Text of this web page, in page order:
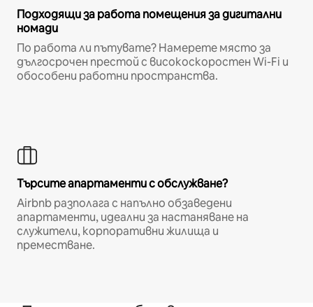
Подходящи за работа помещения за дигитални
номади
По работа ли пътувате? Намерете място за
дългосрочен престой с високоскоростен Wi-Fi и
обособени работни пространства.
Търсите апартаменти с обслужване?
Airbnb разполага с напълно обзаведени
апартаменти, идеални за настаняване на
служители, корпоративни жилища и
преместване.